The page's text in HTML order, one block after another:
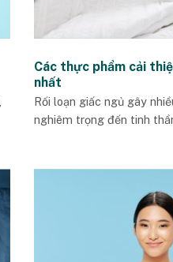
Các thực phẩm cải
nhất
Rối loạn giấc ngủ gây
nghiêm trọng đến tinh